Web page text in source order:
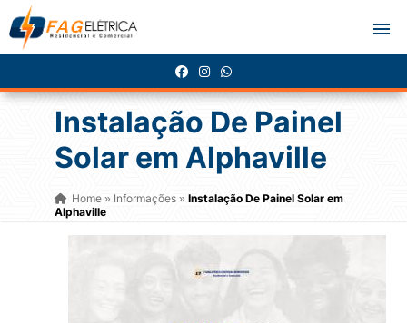
Instalação De Painel
Solar em Alphaville
Home» Informações » Instalação De Painel Solar em
Alphaville